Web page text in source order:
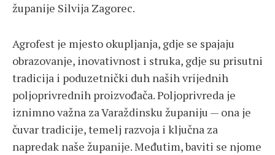
županije Silvija Zagorec.
Agrofest je mjesto okupljanja, gdje se spajaju
obrazovanje, inovativnost i struka, gdje su prisutni
tradicija i poduzetnički duh naših vrijednih
poljoprivrednih proizvođača. Poljoprivreda je
iznimno važna za Varaždinsku županiju — ona je
čuvar tradicije, temelj razvoja i ključna za
napredak naše županije. Međutim, baviti se njome